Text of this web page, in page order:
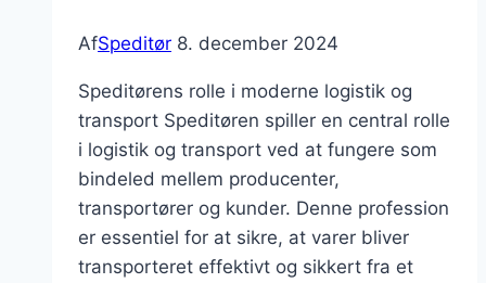
AfSpeditør 8. december 2024
Speditørens rolle i moderne logistik og
transport Speditøren spiller en central rolle
i logistik og transport ved at fungere som
bindeled mellem producenter,
transportører og kunder. Denne profession
er essentiel for at sikre, at varer bliver
transporteret effektivt og sikkert fra et